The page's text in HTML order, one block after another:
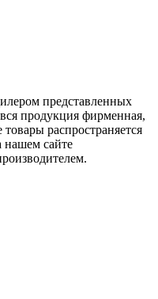
представленных
продукция фирменная,
распространяется
нашем сайте